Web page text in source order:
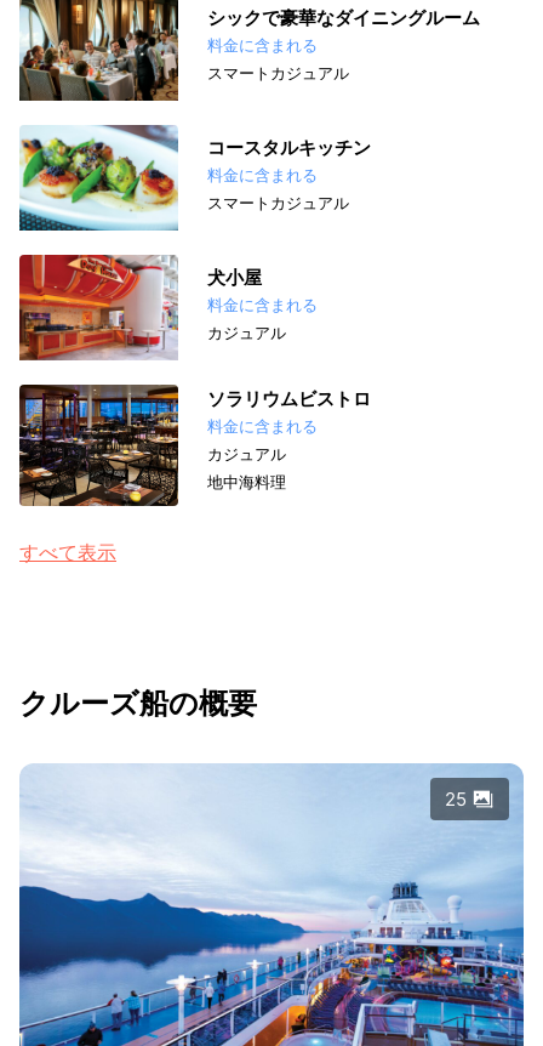
シックで豪華なダイニングルーム
料金に含まれる
スマートカジュアル
コースタルキッチン
料金に含まれる
スマートカジュアル
犬小屋
料金に含まれる
カジュアル
ソラリウムビストロ
料金に含まれる
カジュアル
地中海料理
すべて表示
クルーズ船の概要
25